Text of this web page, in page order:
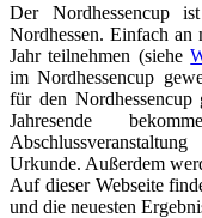
Der Nordhessencup
Nordhessen. Einfach
Jahr teilnehmen (siehe
im Nordhessencup
für den
Jahresende
Urkunde. Außerdem
Auf dieser Webseite
und die neuesten